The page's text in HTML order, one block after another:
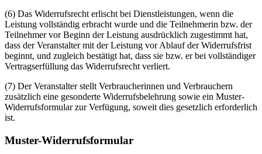
(6) Das Widerrufsrecht erlischt bei Dienstleistungen, wenn die
Leistung vollständig erbracht wurde und die Teilnehmerin bzw. der
Teilnehmer vor Beginn der Leistung ausdrücklich zugestimmt hat,
dass der Veranstalter mit der Leistung vor Ablauf der Widerrufsfrist
beginnt, und zugleich bestätigt hat, dass sie bzw. er bei vollständiger
Vertragserfüllung das Widerrufsrecht verliert.
(7) Der Veranstalter stellt Verbraucherinnen und Verbrauchern
zusätzlich eine gesonderte Widerrufsbelehrung sowie ein Muster-
Widerrufsformular zur Verfügung, soweit dies gesetzlich erforderlich
ist.
Muster-Widerrufsformular